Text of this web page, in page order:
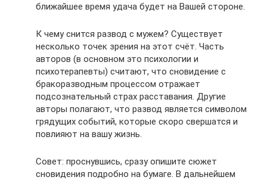
ближайшее время удача будет на Вашей стороне.
К чему снится развод с мужем? Существует
несколько точек зрения на этот счёт. Часть
авторов (в основном это психологии и
психотерапевты) считают, что сновидение с
бракоразводным процессом отражает
подсознательный страх расставания. Другие
авторы полагают, что развод является символом
грядущих событий, которые скоро свершатся и
повлияют на вашу жизнь.
Совет: проснувшись, сразу опишите сюжет
сновидения подробно на бумаге. В дальнейшем